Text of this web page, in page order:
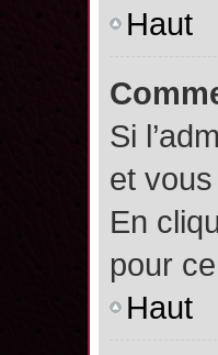
Haut
Si
et
En
pour
Haut